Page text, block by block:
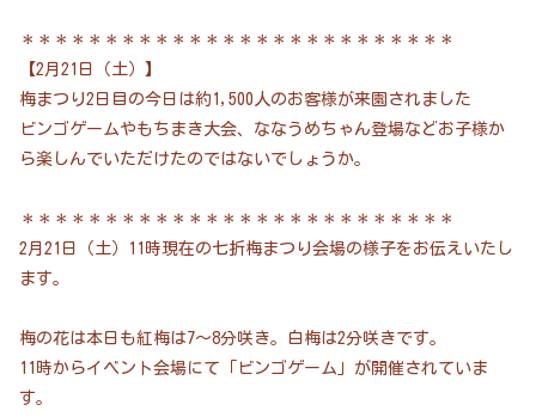
＊＊＊＊＊＊＊＊＊＊＊＊＊＊＊＊＊＊＊＊＊＊＊＊＊＊
【2月21日（土）】
梅まつり2日目の今日は約1,500人のお客様が来園されました
ビンゴゲームやもちまき大会、ななうめちゃん登場などお子様か
ら楽しんでいただけたのではないでしょうか。
＊＊＊＊＊＊＊＊＊＊＊＊＊＊＊＊＊＊＊＊＊＊＊＊＊＊
2月21日（土）11時現在の七折梅まつり会場の様子をお伝えいたし
ます。
梅の花は本日も紅梅は7～8分咲き。白梅は2分咲きです。
11時からイベント会場にて「ビンゴゲーム」が開催されていま
す。